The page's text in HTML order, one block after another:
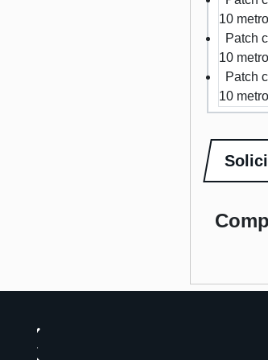
10
Patch
10
Patch
10